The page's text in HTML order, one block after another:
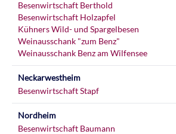
Besenwirtschaft Berthold
Besenwirtschaft Holzapfel
Kühners Wild- und Spargelbesen
Weinausschank "zum Benz"
Weinausschank Benz am Wilfensee
Neckarwestheim
Besenwirtschaft Stapf
Nordheim
Besenwirtschaft Baumann